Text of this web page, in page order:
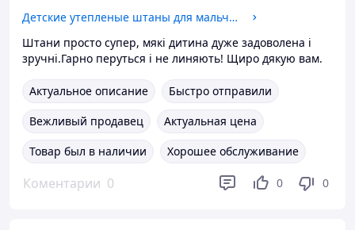
Детские утепленые штаны для мальчика 1,2,3,4,5 лет 30(110/116)
Штани просто супер, мякі дитина дуже задоволена і
зручні.Гарно перуться і не линяють! Щиро дякую вам.
Актуальное описание
Быстро отправили
Вежливый продавец
Актуальная цена
Товар был в наличии
Хорошее обслуживание
Коментарии 0 0 0